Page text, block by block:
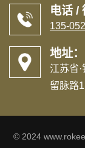
电话 /
135-
地址：
江苏省
留脉路
© 2024